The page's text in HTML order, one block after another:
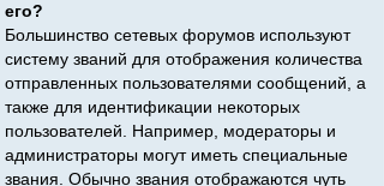
его?
Большинство сетевых форумов используют
систему званий для отображения количества
отправленных пользователями сообщений, а
также для идентификации некоторых
пользователей. Например, модераторы и
администраторы могут иметь специальные
звания. Обычно звания отображаются чуть